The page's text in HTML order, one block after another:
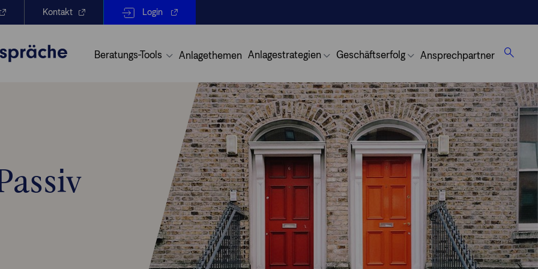
Kontakt Login
Beratungs-Tools Anlagethemen Anlagestrategien Geschäftserfolg Ansprechpartner